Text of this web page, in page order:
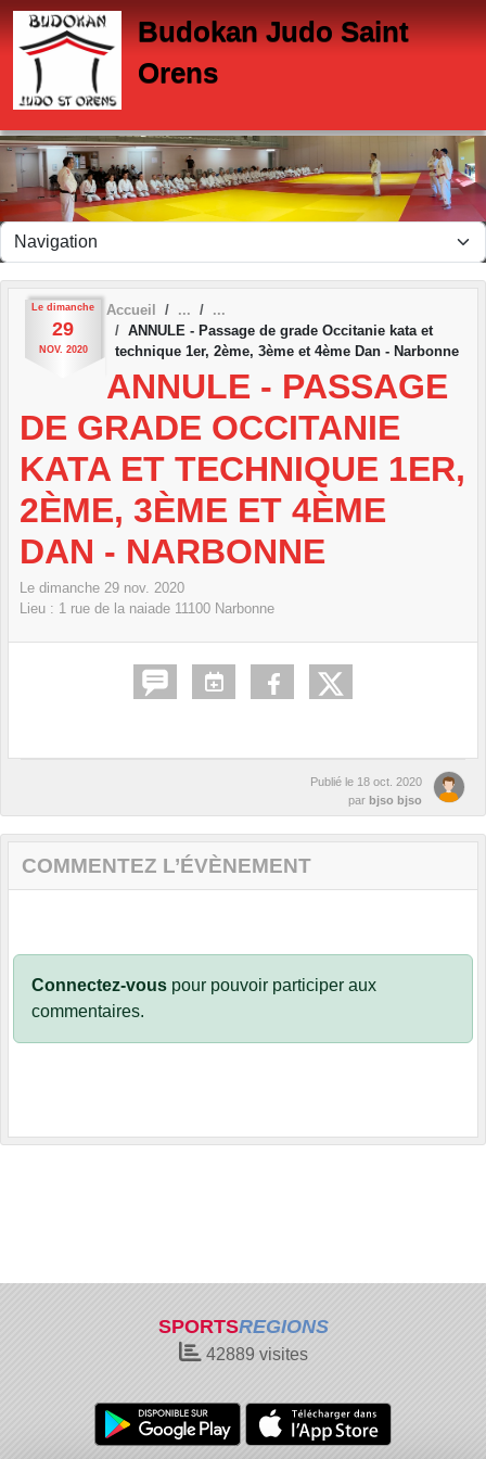
Budokan Judo Saint
Orens
Le dimanche
29
NOV. 2020
Accueil
ANNULE - Passage de grade Occitanie kata et
technique 1er, 2ème, 3ème et 4ème Dan - Narbonne
ANNULE - PASSAGE
DE GRADE OCCITANIE
KATA ET TECHNIQUE 1ER,
2ÈME, 3ÈME ET 4ÈME
DAN - NARBONNE
Le dimanche 29 nov. 2020
Lieu : 1 rue de la naiade 11100 Narbonne
Publié le 18 oct. 2020
par bjso bjso
COMMENTEZ L’ÉVÈNEMENT
Connectez-vous pour pouvoir participer aux
commentaires.
SPORTSREGIONS
42889 visites
Panneau de gestion des cookies